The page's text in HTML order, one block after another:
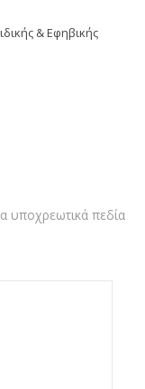
& Εφηβικής
υποχρεωτικά πεδία